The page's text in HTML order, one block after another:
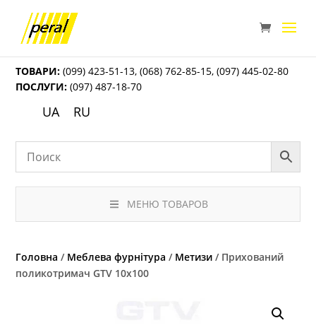
ТОВАРИ: (099) 423-51-13,(068) 762-85-15,(097) 445-02-80
ПОСЛУГИ: (097) 487-18-70
UA RU
МЕНЮ ТОВАРОВ
Головна / Меблева фурнітура / Метизи / Прихований
поликотримач GTV 10х100